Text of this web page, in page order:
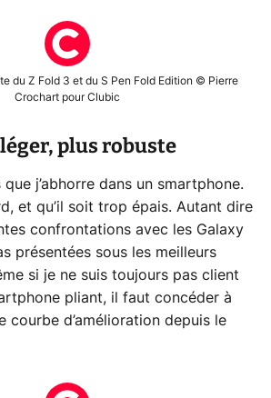
du Z Fold 3 et du S Pen Fold Edition © Pierre
Crochart pour Clubic
plus robuste
que j’abhorre dans un smartphone.
et qu’il soit trop épais. Autant dire
confrontations avec les Galaxy
présentées sous les meilleurs
si je ne suis toujours pas client
pliant, il faut concéder à
courbe d’amélioration depuis le